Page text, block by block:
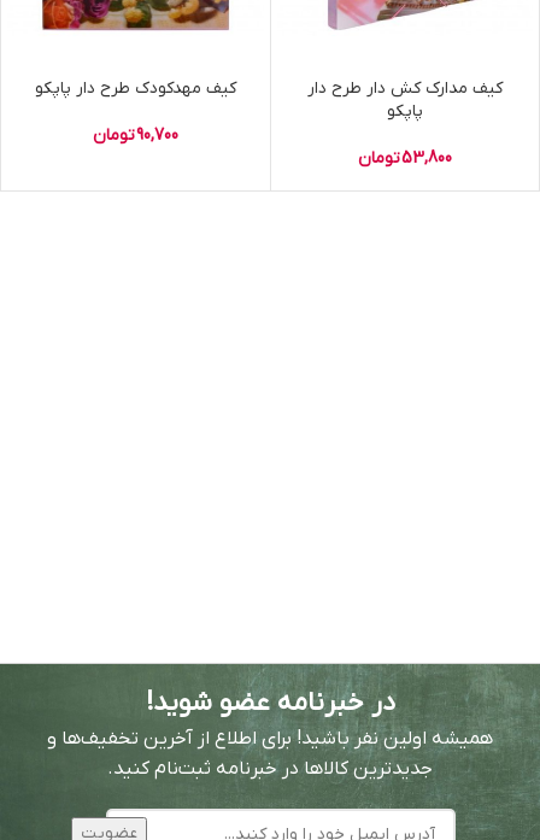
کیف مدارک کش دار طرح دار
پاپکو
53,800تومان
کیف مهدکودک طرح دار پاپکو
90,700تومان
در خبرنامه عضو شوید!
همیشه اولین نفر باشید! برای اطلاع از آخرین تخفیف‌ها و
جدیدترین کالاها در خبرنامه ثبت‌نام کنید.